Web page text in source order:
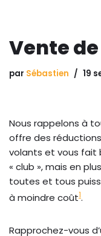
Vente
par Sébastien 19
Nous rappelons à
offre des
volants et vous fait
« club », mais en
toutes et tous
à moindre coût1.
Rapprochez-vous